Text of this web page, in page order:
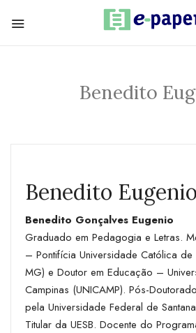
Benedito
Benedito Eugenio
Benedito Gonçalves Eugenio
Graduado em Pedagogia e Letras.
– Pontifícia Universidade Católica de
MG) e Doutor em Educação –
Campinas (UNICAMP). Pós-
pela Universidade Federal de
Titular da UESB. Docente do